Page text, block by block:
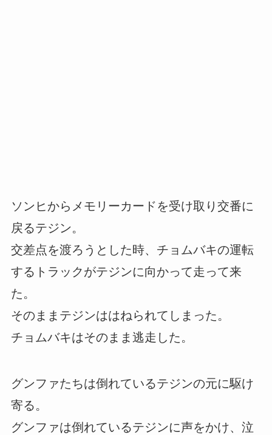
ソンヒからメモリーカードを受け取り交番に
戻るテジン。
交差点を渡ろうとした時、チョムバキの運転
するトラックがテジンに向かって走って来
た。
そのままテジンははねられてしまった。
チョムバキはそのまま逃走した。
グンファたちは倒れているテジンの元に駆け
寄る。
グンファは倒れているテジンに声をかけ、泣